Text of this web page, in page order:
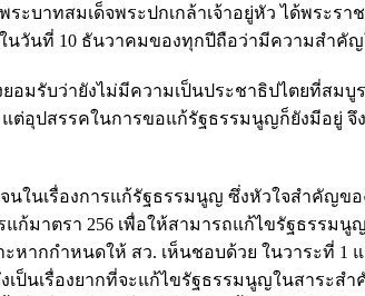
ะบาทสมเด็จพระปกเกล้าเจ้าอยู่หัว ได้พระร
นวันที่ 10 ธันวาคมของทุกปีถือว่ามีความสำคั
อมรับว่ายังไม่มีความเป็นประชาธิปไตยที่สม
ต่อุปสรรคในการขอแก้รัฐธรรมนูญก็ยังมีอยู่ จึ
ในเรื่องการแก้รัฐธรรมนูญ ซึ่งหัวใจสำคัญขอ
มาตรา 256 เพื่อให้สามารถแก้ไขรัฐธรรมนู
หากกำหนดให้ สว. เห็นชอบด้วย ในวาระที่ 1
ป็นเรื่องยากที่จะแก้ไขรัฐธรรมนูญในสาระส